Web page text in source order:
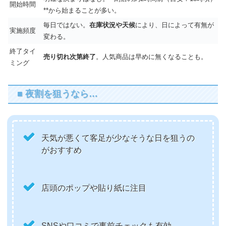
開始時間
**から始まることが多い。
実施頻度
毎日ではない。 在庫状況や天候により、日によって有無が
変わる。
終了タイ
ミング
売り切れ次第終了。人気商品は早めに無くなることも。
■ 夜割を狙うなら…
天気が悪くて客足が少なそうな日を狙うの
がおすすめ
店頭のポップや貼り紙に注目